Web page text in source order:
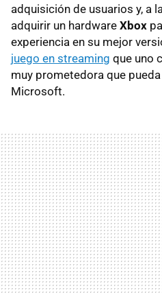
adquisición de usuarios y, a
adquirir un hardware Xbox
experiencia en su mejor
juego en streaming que uno
muy prometedora que
Microsoft.